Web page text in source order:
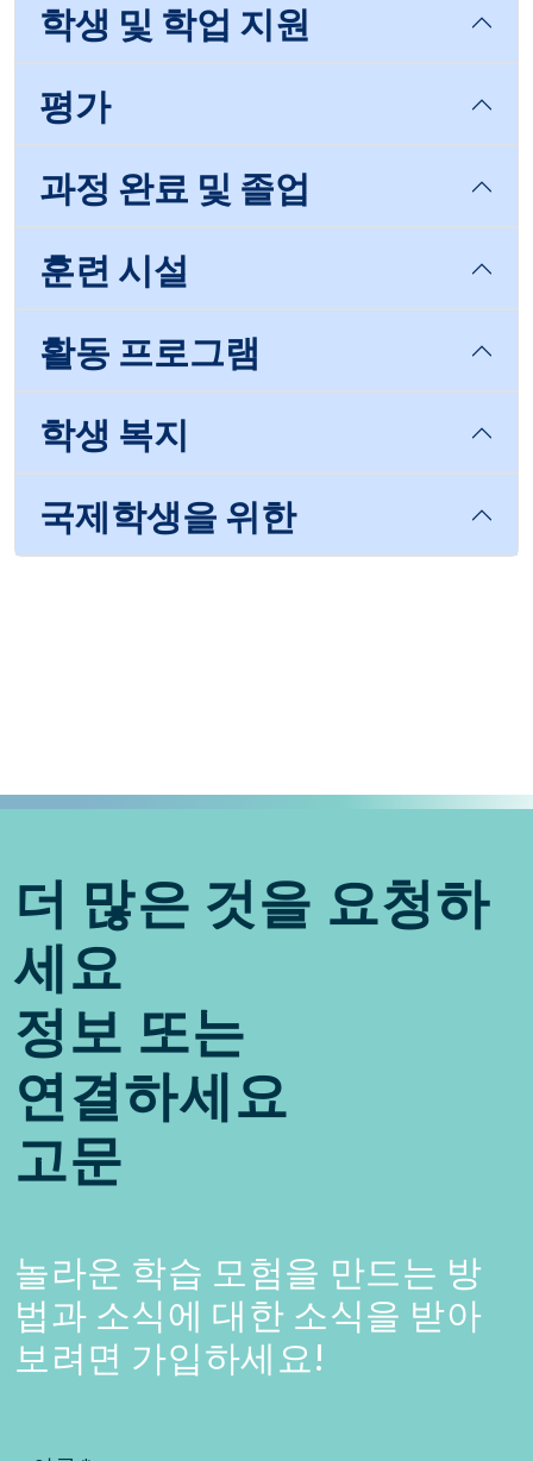
학생 및 학업 지원
평가
과정 완료 및 졸업
훈련 시설
활동 프로그램
학생 복지
국제학생을 위한
더 많은 것을 요청하
세요
정보 또는
연결하세요
고문
놀라운 학습 모험을 만드는 방
법과 소식에 대한 소식을 받아
보려면 가입하세요!